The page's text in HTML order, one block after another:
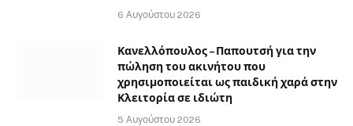
6 Αυγούστου 2026
Κανελλόπουλος – Παπουτσή για την
πώληση του ακινήτου που
χρησιμοποιείται ως παιδική χαρά στην
Κλειτορία σε ιδιώτη
5 Αυγούστου 2026